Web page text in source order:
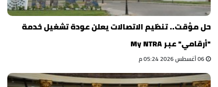
حل مؤقت.. تنظيم الاتصالات يعلن عودة تشغيل خدمة
"أرقامي" عبر My NTRA